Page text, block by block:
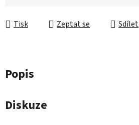
Tisk Zeptat se Sdílet
Popis
Diskuze